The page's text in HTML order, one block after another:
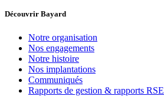
Découvrir Bayard
Notre organisation
Nos engagements
Notre histoire
Nos implantations
Communiqués
Rapports de gestion & rapports RSE